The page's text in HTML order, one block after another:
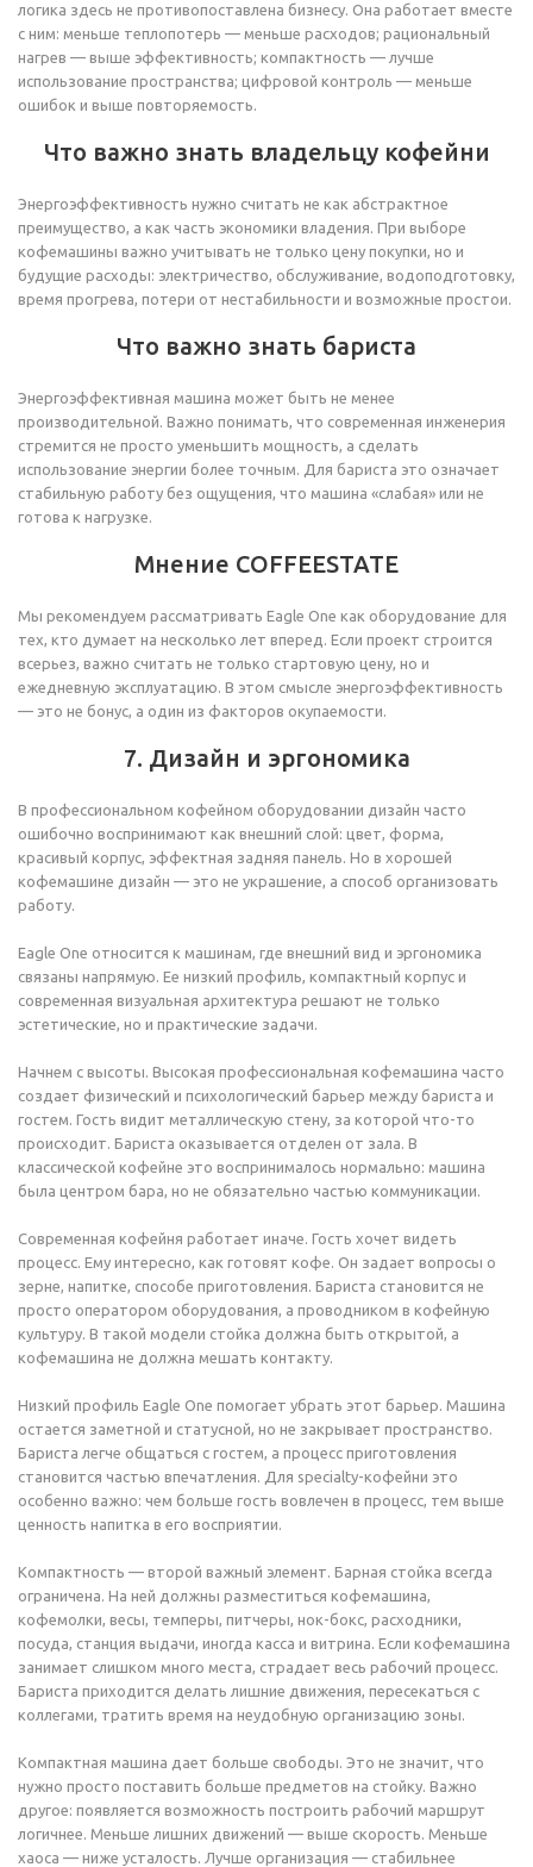
логика здесь не противопоставлена бизнесу. Она работает вместе
с ним: меньше теплопотерь — меньше расходов; рациональный
нагрев — выше эффективность; компактность — лучше
использование пространства; цифровой контроль — меньше
ошибок и выше повторяемость.
Что важно знать владельцу кофейни
Энергоэффективность нужно считать не как абстрактное
преимущество, а как часть экономики владения. При выборе
кофемашины важно учитывать не только цену покупки, но и
будущие расходы: электричество, обслуживание, водоподготовку,
время прогрева, потери от нестабильности и возможные простои.
Что важно знать бариста
Энергоэффективная машина может быть не менее
производительной. Важно понимать, что современная инженерия
стремится не просто уменьшить мощность, а сделать
использование энергии более точным. Для бариста это означает
стабильную работу без ощущения, что машина «слабая» или не
готова к нагрузке.
Мнение COFFEESTATE
Мы рекомендуем рассматривать Eagle One как оборудование для
тех, кто думает на несколько лет вперед. Если проект строится
всерьез, важно считать не только стартовую цену, но и
ежедневную эксплуатацию. В этом смысле энергоэффективность
— это не бонус, а один из факторов окупаемости.
7. Дизайн и эргономика
В профессиональном кофейном оборудовании дизайн часто
ошибочно воспринимают как внешний слой: цвет, форма,
красивый корпус, эффектная задняя панель. Но в хорошей
кофемашине дизайн — это не украшение, а способ организовать
работу.
Eagle One относится к машинам, где внешний вид и эргономика
связаны напрямую. Ее низкий профиль, компактный корпус и
современная визуальная архитектура решают не только
эстетические, но и практические задачи.
Начнем с высоты. Высокая профессиональная кофемашина часто
создает физический и психологический барьер между бариста и
гостем. Гость видит металлическую стену, за которой что-то
происходит. Бариста оказывается отделен от зала. В
классической кофейне это воспринималось нормально: машина
была центром бара, но не обязательно частью коммуникации.
Современная кофейня работает иначе. Гость хочет видеть
процесс. Ему интересно, как готовят кофе. Он задает вопросы о
зерне, напитке, способе приготовления. Бариста становится не
просто оператором оборудования, а проводником в кофейную
культуру. В такой модели стойка должна быть открытой, а
кофемашина не должна мешать контакту.
Низкий профиль Eagle One помогает убрать этот барьер. Машина
остается заметной и статусной, но не закрывает пространство.
Бариста легче общаться с гостем, а процесс приготовления
становится частью впечатления. Для specialty-кофейни это
особенно важно: чем больше гость вовлечен в процесс, тем выше
ценность напитка в его восприятии.
Компактность — второй важный элемент. Барная стойка всегда
ограничена. На ней должны разместиться кофемашина,
кофемолки, весы, темперы, питчеры, нок-бокс, расходники,
посуда, станция выдачи, иногда касса и витрина. Если кофемашина
занимает слишком много места, страдает весь рабочий процесс.
Бариста приходится делать лишние движения, пересекаться с
коллегами, тратить время на неудобную организацию зоны.
Компактная машина дает больше свободы. Это не значит, что
нужно просто поставить больше предметов на стойку. Важно
другое: появляется возможность построить рабочий маршрут
логичнее. Меньше лишних движений — выше скорость. Меньше
хаоса — ниже усталость. Лучше организация — стабильнее